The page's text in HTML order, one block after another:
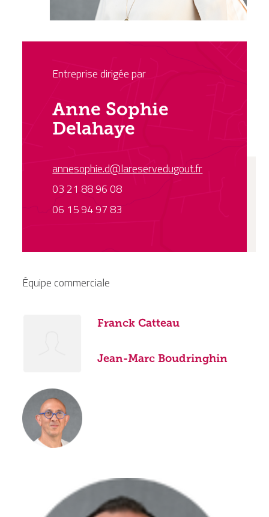
Entreprise dirigée par
Anne Sophie
Delahaye
annesophie.d@lareservedugout.fr
03 21 88 96 08
06 15 94 97 83
Équipe commerciale
Franck Catteau
Jean-Marc Boudringhin